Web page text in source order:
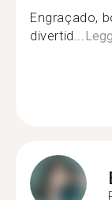
Engraçado,
divertid...